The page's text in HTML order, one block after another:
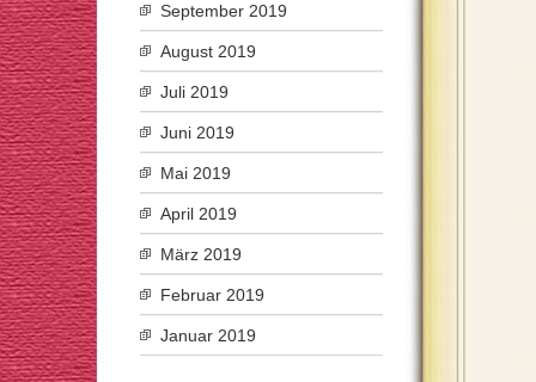
September 2019
August 2019
Juli 2019
Juni 2019
Mai 2019
April 2019
März 2019
Februar 2019
Januar 2019